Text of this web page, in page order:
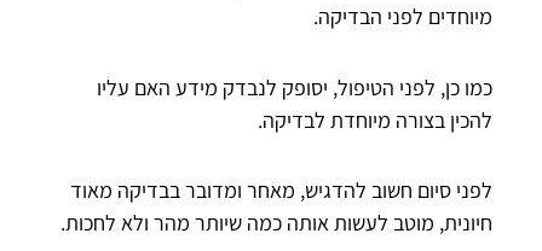
מיוחדים לפני הבדיקה.
כמו כן, לפני הטיפול, יסופק לנבדק מידע האם עליו
להכין בצורה מיוחדת לבדיקה.
לפני סיום חשוב להדגיש, מאחר ומדובר בבדיקה מאוד
חיונית, מוטב לעשות אותה כמה שיותר מהר ולא לחכות.